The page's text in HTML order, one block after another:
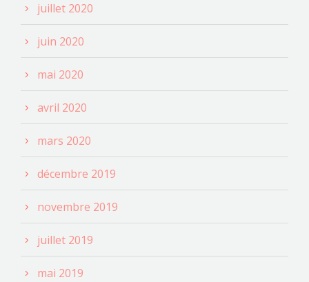
juillet 2020
juin 2020
mai 2020
avril 2020
mars 2020
décembre 2019
novembre 2019
juillet 2019
mai 2019